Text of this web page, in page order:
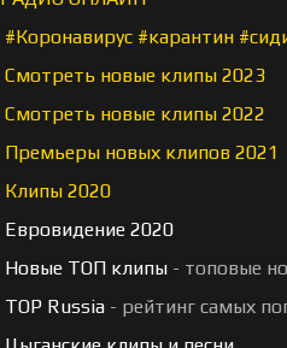
#Коронавирус #карантин
Смотреть новые клипы 2023
Смотреть новые клипы 2022
Премьеры новых клипов 2021
Клипы 2020
Евровидение 2020
Новые ТОП клипы - топовые
TOP Russia - рейтинг самых